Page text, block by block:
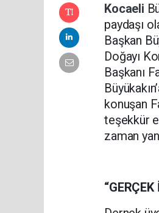
Kocaeli
paydaşı
Başkan
Doğayı
Başkanı
konuşan
teşekkür
zaman